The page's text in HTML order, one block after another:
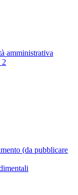
amministrativa
2
(da pubblicare